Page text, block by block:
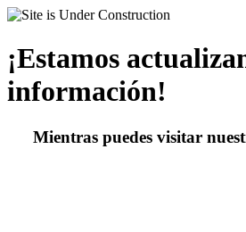
¡Estamos
información!
Mientras puedes visitar